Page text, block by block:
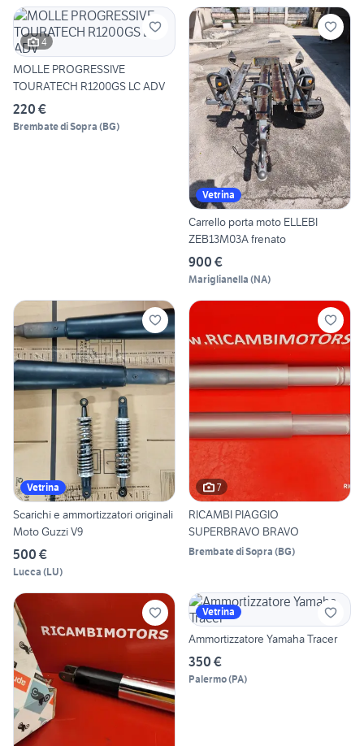
4
MOLLE PROGRESSIVE
TOURATECH R1200GS LC ADV
220 €
Brembate di Sopra (BG)
Vetrina
Carrello porta moto ELLEBI
ZEB13M03A frenato
900 €
Mariglianella (NA)
Vetrina
Scarichi e ammortizzatori originali
Moto Guzzi V9
500 €
Lucca (LU)
7
RICAMBI PIAGGIO
SUPERBRAVO BRAVO
Brembate di Sopra (BG)
Vetrina
Ammortizzatore Yamaha Tracer
350 €
Palermo(PA)